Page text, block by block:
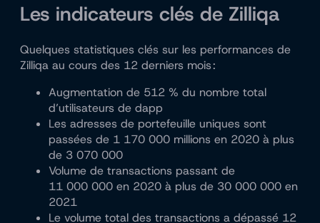
Les indicateurs clés de Zilliqa
Quelques statistiques clés sur les performances de
Zilliqa au cours des 12 derniers mois :
Augmentation de 512 % du nombre total
d’utilisateurs de dapp
Les adresses de portefeuille uniques sont
passées de 1 170 000 millions en 2020 à plus
de 3 070 000
Volume de transactions passant de
11 000 000 en 2020 à plus de 30 000 000 en
2021
Le volume total des transactions a dépassé 12